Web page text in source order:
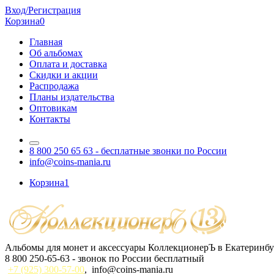
Вход/Регистрация
Корзина0
Главная
Об альбомах
Оплата и доставка
Скидки и акции
Распродажа
Планы издательства
Оптовикам
Контакты
8 800 250 65 63 - бесплатные звонки по России
info@coins-mania.ru
Корзина1
Альбомы для монет и аксессуары КоллекционерЪ в
8 800 250-65-63 - звонок по России бесплатный
+7 (925) 300-57-00, info@coins-mania.ru